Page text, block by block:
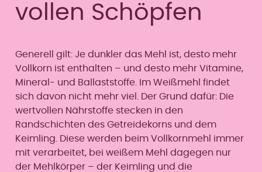
vollen Schöpfen
Generell gilt: Je dunkler das Mehl ist, desto mehr
Vollkorn ist enthalten – und desto mehr Vitamine,
Mineral- und Ballaststoffe. Im Weißmehl findet
sich davon nicht mehr viel. Der Grund dafür: Die
wertvollen Nährstoffe stecken in den
Randschichten des Getreidekorns und dem
Keimling. Diese werden beim Vollkornmehl immer
mit verarbeitet, bei weißem Mehl dagegen nur
der Mehlkörper – der Keimling und die